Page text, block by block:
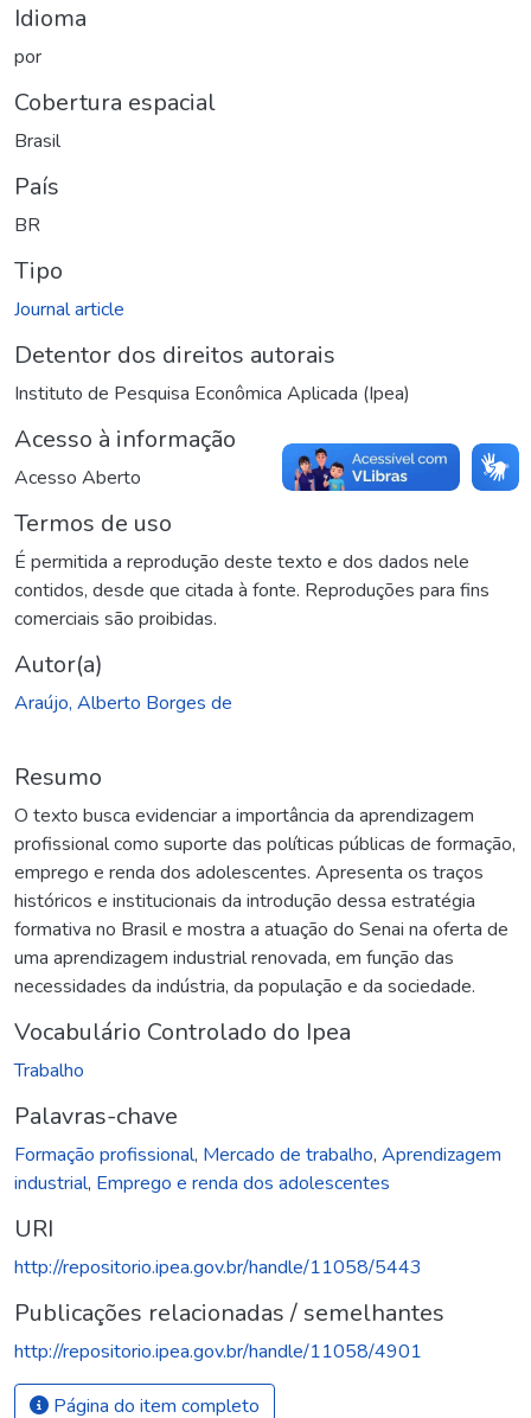
Idioma
por
Cobertura espacial
Brasil
País
BR
Tipo
Journal article
Detentor dos direitos autorais
Instituto de Pesquisa Econômica Aplicada (Ipea)
Acesso à informação
Acesso Aberto
Termos de uso
É permitida a reprodução deste texto e dos dados nele
contidos, desde que citada à fonte. Reproduções para fins
comerciais são proibidas.
Autor(a)
Araújo, Alberto Borges de
Resumo
O texto busca evidenciar a importância da aprendizagem
profissional como suporte das políticas públicas de formação,
emprego e renda dos adolescentes. Apresenta os traços
históricos e institucionais da introdução dessa estratégia
formativa no Brasil e mostra a atuação do Senai na oferta de
uma aprendizagem industrial renovada, em função das
necessidades da indústria, da população e da sociedade.
Vocabulário Controlado do Ipea
Trabalho
Palavras-chave
Formação profissional, Mercado de trabalho, Aprendizagem
industrial, Emprego e renda dos adolescentes
URI
http://repositorio.ipea.gov.br/handle/11058/5443
Publicações relacionadas / semelhantes
http://repositorio.ipea.gov.br/handle/11058/4901
Página do item completo